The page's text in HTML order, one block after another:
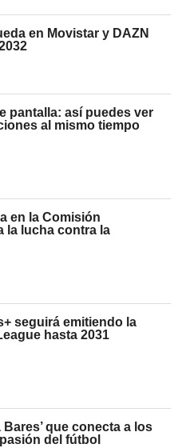
en Movistar y DAZN
pantalla: así puedes ver
al mismo tiempo
en la Comisión
la lucha contra la
seguirá emitiendo la
hasta 2031
Bares’ que conecta a los
del fútbol